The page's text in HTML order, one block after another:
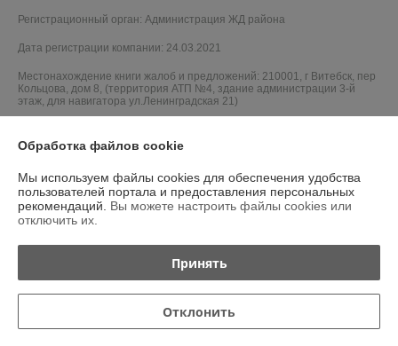
Регистрационный орган: Администрация ЖД района
Дата регистрации компании: 24.03.2021
Местонахождение книги жалоб и предложений: 210001, г Витебск, пер
Кольцова, дом 8, (территория АТП №4, здание администрации 3-й
этаж, для навигатора ул.Ленинградская 21)
Обработка файлов cookie
Мы используем файлы cookies для обеспечения удобства
пользователей портала и предоставления персональных
рекомендаций. Вы можете настроить файлы cookies или
отключить их.
Принять
Отклонить